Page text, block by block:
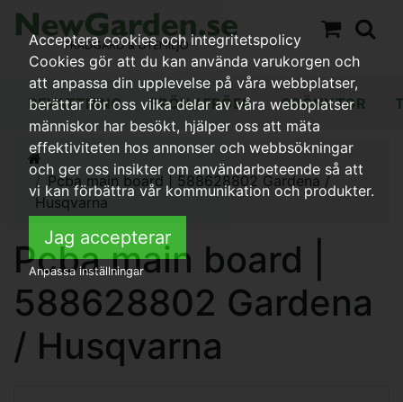
BEVATTNING FRÖN / FRÖER GRÖNYTOR
Pcba main board | 588628802 Gardena /
Husqvarna
Pcba main board |
588628802 Gardena
/ Husqvarna
Acceptera cookies och integritetspolicy
Cookies gör att du kan använda varukorgen och
att anpassa din upplevelse på våra webbplatser,
berättar för oss vilka delar av våra webbplatser
människor har besökt, hjälper oss att mäta
effektiviteten hos annonser och webbsökningar
och ger oss insikter om användarbeteende så att
vi kan förbättra vår kommunikation och produkter.
Jag accepterar
Anpassa inställningar